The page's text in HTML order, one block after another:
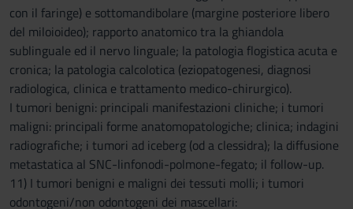
con il faringe) e sottomandibolare (margine posteriore libero
del miloioideo); rapporto anatomico tra la ghiandola
sublinguale ed il nervo linguale; la patologia flogistica acuta e
cronica; la patologia calcolotica (eziopatogenesi, diagnosi
radiologica, clinica e trattamento medico-chirurgico).
I tumori benigni: principali manifestazioni cliniche; i tumori
maligni: principali forme anatomopatologiche; clinica; indagini
radiografiche; i tumori ad iceberg (od a clessidra); la diffusione
metastatica al SNC-linfonodi-polmone-fegato; il follow-up.
11) I tumori benigni e maligni dei tessuti molli; i tumori
odontogeni/non odontogeni dei mascellari: